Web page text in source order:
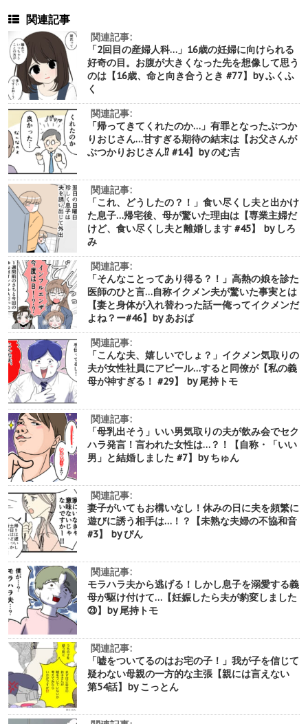
関連記事
関連記事:
「2回目の産婦人科…」16歳の妊婦に向けられる
好奇の目。お腹が大きくなった先を想像して思う
のは【16歳、命と向き合うとき #77】by ふくふ
く
関連記事:
「帰ってきてくれたのか…」有罪となったぶつか
りおじさん…甘すぎる期待の結末は【お父さんが
ぶつかりおじさん⁉︎ #14】by のむ吉
関連記事:
「これ、どうしたの？！」食い尽くし夫と出かけ
た息子…帰宅後、母が驚いた理由は【専業主婦だ
けど、食い尽くし夫と離婚します #45】 by しろ
み
関連記事:
「そんなことってあり得る？！」高熱の娘を診た
医師のひと言…自称イクメン夫が驚いた事実とは
【妻と身体が入れ替わった話ー俺ってイクメンだ
よね？ー#46】by あおば
関連記事:
「こんな夫、嬉しいでしょ？」イクメン気取りの
夫が女性社員にアピール…すると同僚が【私の義
母が神すぎる！ #29】 by 尾持トモ
関連記事:
「母乳出そう」いい男気取りの夫が飲み会でセク
ハラ発言！言われた女性は…？！【自称・「いい
男」と結婚しました #7】by ちゅん
関連記事:
妻子がいてもお構いなし！休みの日に夫を頻繁に
遊びに誘う相手は…！？【未熟な夫婦の不協和音
#3】 by ぴん
関連記事:
モラハラ夫から逃げる！しかし息子を溺愛する義
母が駆け付けて…【妊娠したら夫が豹変しました
㉓】by 尾持トモ
関連記事:
「嘘をついてるのはお宅の子！」我が子を信じて
疑わない母親の一方的な主張【親には言えない
第54話】by こっとん